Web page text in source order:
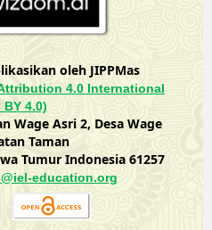
oleh JIPPMas
4.0 International
BY 4.0)
Wage Asri 2, Desa Wage
Taman
Tumur Indonesia 61257
education.org